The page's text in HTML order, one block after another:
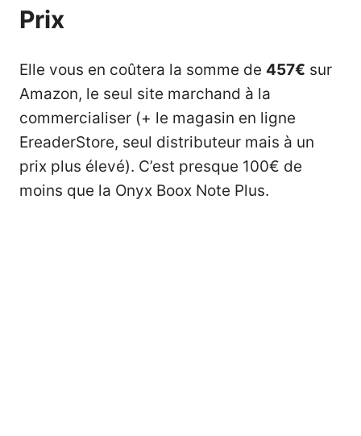
Prix
Elle vous en coûtera la somme de 457€ sur
Amazon, le seul site marchand à la
commercialiser (+ le magasin en ligne
EreaderStore, seul distributeur mais à un
prix plus élevé). C’est presque 100€ de
moins que la Onyx Boox Note Plus.